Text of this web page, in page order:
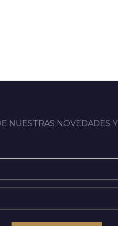
NUESTRAS NOVEDADES Y